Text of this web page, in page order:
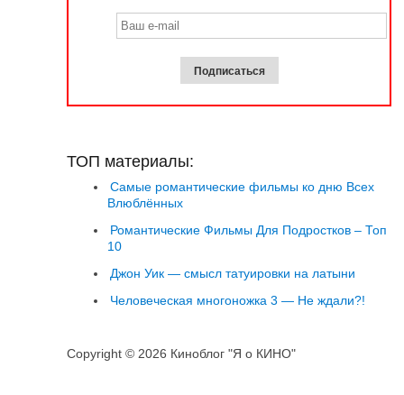
ТОП материалы:
Самые романтические фильмы ко дню Всех
Влюблённых
Романтические Фильмы Для Подростков – Топ
10
Джон Уик — смысл татуировки на латыни
Человеческая многоножка 3 — Не ждали?!
Copyright © 2026 Киноблог "Я о КИНО"